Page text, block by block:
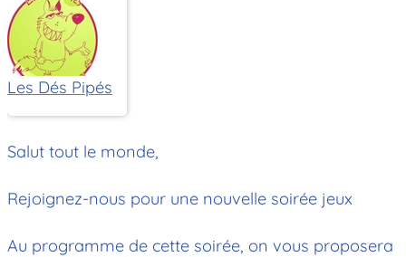
Les Dés Pipés
Salut tout le monde,
Rejoignez-nous pour une nouvelle soirée jeux
Au programme de cette soirée, on vous proposera